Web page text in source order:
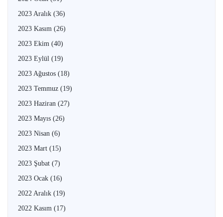
2023 Aralık (36)
2023 Kasım (26)
2023 Ekim (40)
2023 Eylül (19)
2023 Ağustos (18)
2023 Temmuz (19)
2023 Haziran (27)
2023 Mayıs (26)
2023 Nisan (6)
2023 Mart (15)
2023 Şubat (7)
2023 Ocak (16)
2022 Aralık (19)
2022 Kasım (17)